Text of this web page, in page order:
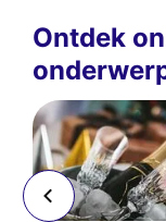
Ontdek